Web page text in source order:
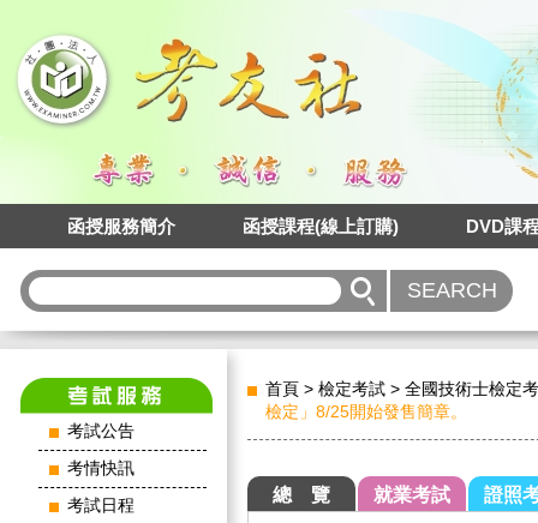
函授服務簡介 函授課程(線上訂購) DVD課
考試公告
考情快訊
考試日程
首頁 > 檢定考試 > 全國技術士檢定
檢定」8/25開始發售簡章。
總 覽 就業考試 證照